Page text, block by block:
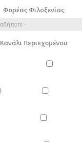
Φορέας Φιλοξενίας
Κανάλι Περιεχομένου